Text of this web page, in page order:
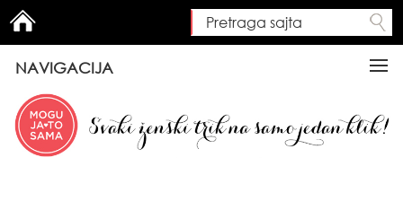
Search form
Pretraga sajta
NAVIGACIJA